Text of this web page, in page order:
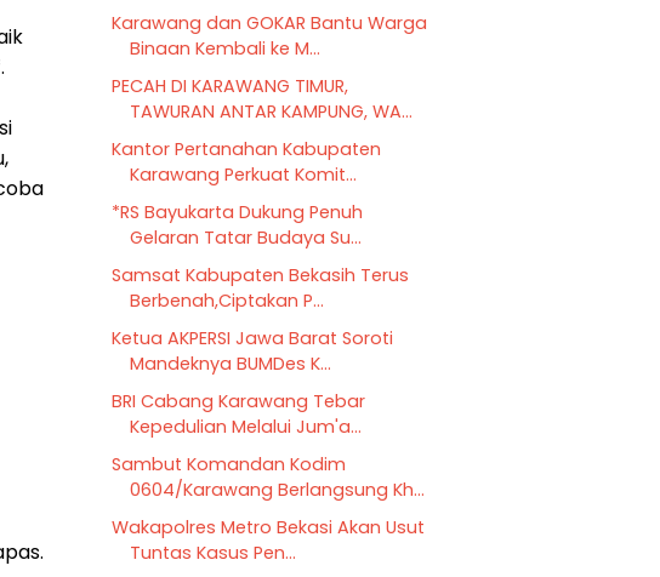
Karawang dan GOKAR Bantu Warga
Binaan Kembali ke M...
PECAH DI KARAWANG TIMUR,
TAWURAN ANTAR KAMPUNG, WA...
Kantor Pertanahan Kabupaten
Karawang Perkuat Komit...
*RS Bayukarta Dukung Penuh
Gelaran Tatar Budaya Su...
Samsat Kabupaten Bekasih Terus
Berbenah,Ciptakan P...
Ketua AKPERSI Jawa Barat Soroti
Mandeknya BUMDes K...
BRI Cabang Karawang Tebar
Kepedulian Melalui Jum'a...
Sambut Komandan Kodim
0604/Karawang Berlangsung Kh...
Wakapolres Metro Bekasi Akan Usut
Tuntas Kasus Pen...